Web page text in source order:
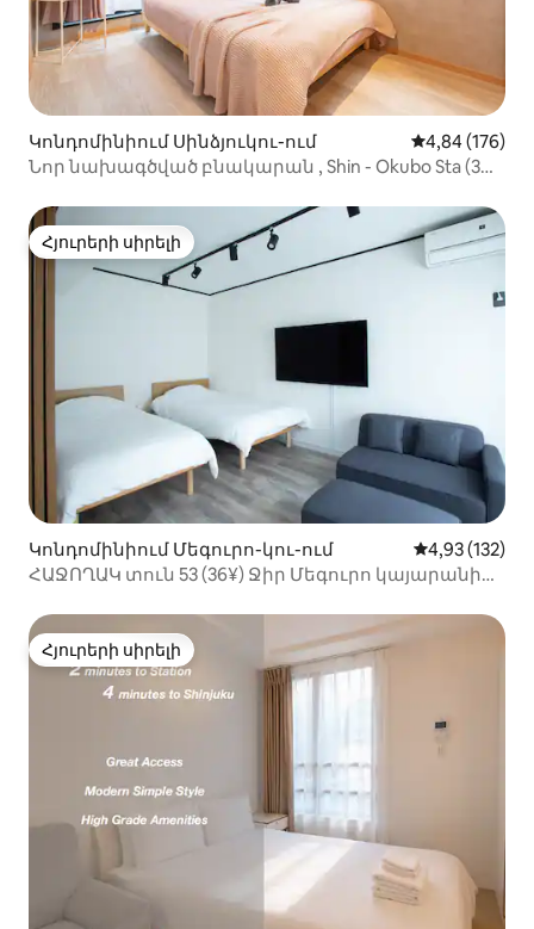
Կոնդոմինիում Սինձյուկու-ում Միջին
4,84 (176)
Նոր նախագծված բնակարան , Shin - Okubo Sta (3
Հյուրերի սիրելի
Հյուրերի սիրելի
Կոնդոմինիում Մեգուրո-կու-ում Միջին
4,93 (132)
ՀԱՋՈՂԱԿ տուն 53 (36¥) Ջիր Մեգուրո կայարանից
Հյուրերի սիրելի
Հյուրերի սիրելի